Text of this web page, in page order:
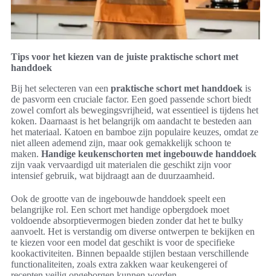
Tips voor het kiezen van de juiste praktische schort met
handdoek
Bij het selecteren van een praktische schort met handdoek is
de pasvorm een cruciale factor. Een goed passende schort biedt
zowel comfort als bewegingsvrijheid, wat essentieel is tijdens het
koken. Daarnaast is het belangrijk om aandacht te besteden aan
het materiaal. Katoen en bamboe zijn populaire keuzes, omdat ze
niet alleen ademend zijn, maar ook gemakkelijk schoon te
maken. Handige keukenschorten met ingebouwde handdoek
zijn vaak vervaardigd uit materialen die geschikt zijn voor
intensief gebruik, wat bijdraagt aan de duurzaamheid.
Ook de grootte van de ingebouwde handdoek speelt een
belangrijke rol. Een schort met handige opbergdoek moet
voldoende absorptievermogen bieden zonder dat het te bulky
aanvoelt. Het is verstandig om diverse ontwerpen te bekijken en
te kiezen voor een model dat geschikt is voor de specifieke
kookactiviteiten. Binnen bepaalde stijlen bestaan verschillende
functionaliteiten, zoals extra zakken waar keukengerei of